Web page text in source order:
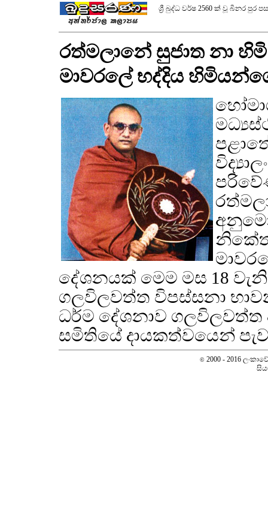
ශ්‍රී බුද්ධ වර්ෂ 2560 ක් වූ බිනර පුර
රත්මලානේ සුජාත නා
මාවරලේ භද්දිය
දේශනයක් මෙම මස 18
ගලවිලවත්ත විපස්සනා
ධර්ම දේශනාව
සමිතියේ දායකත්වයෙන්
©2000 - 2016